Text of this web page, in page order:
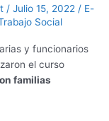
/ Julio 15, 2022 / E-
Social
y funcionarios
el curso
familias